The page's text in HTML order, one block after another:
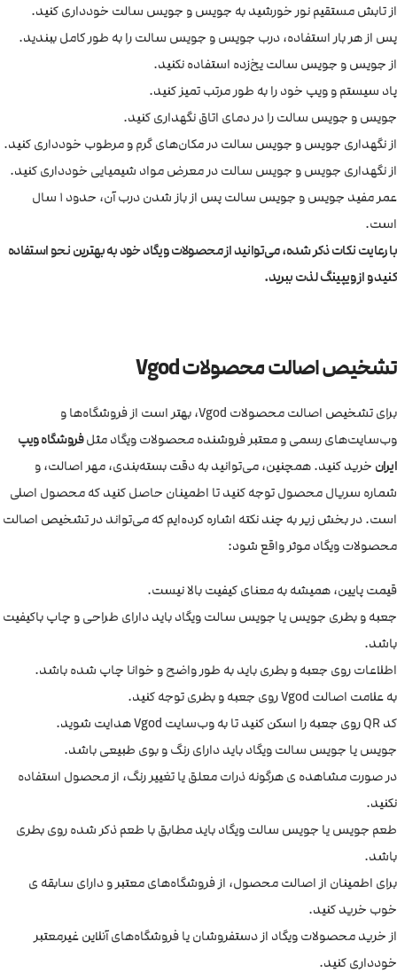
از تابش مستقیم نور خورشید به جویس و جویس سالت خودداری کنید.
پس از هر بار استفاده، درب جویس و جویس سالت را به طور کامل ببندید.
از جویس و جویس سالت یخ‌زده استفاده نکنید.
پاد سیستم و ویپ خود را به طور مرتب تمیز کنید.
جویس و جویس سالت را در دمای اتاق نگهداری کنید.
از نگهداری جویس و جویس سالت در مکان‌های گرم و مرطوب خودداری کنید.
از نگهداری جویس و جویس سالت در معرض مواد شیمیایی خودداری کنید.
عمر مفید جویس و جویس سالت پس از باز شدن درب آن، حدود 1 سال
است.
با رعایت نکات ذکر شده، می‌توانید از محصولات ویگاد خود به بهترین نحو استفاده
کنید و از ویپینگ لذت ببرید.
تشخیص اصالت محصولات Vgod
برای تشخیص اصالت محصولات Vgod، بهتر است از فروشگاه‌ها و
وب‌سایت‌های رسمی و معتبر فروشنده محصولات ویگاد مثلفروشگاه ویپ
ایران خرید کنید. همچنین، می‌توانید به دقت بسته‌بندی، مهر اصالت، و
شماره سریال محصول توجه کنید تا اطمینان حاصل کنید که محصول اصلی
است. در بخش زیر به چند نکته اشاره کرده‌ایم که می‌تواند در تشخیص اصالت
محصولات ویگاد موثر واقع شود:
قیمت پایین، همیشه به معنای کیفیت بالا نیست.
جعبه و بطری جویس یا جویس سالت ویگاد باید دارای طراحی و چاپ باکیفیت
باشد.
اطلاعات روی جعبه و بطری باید به طور واضح و خوانا چاپ شده باشد.
به علامت اصالت Vgod روی جعبه و بطری توجه کنید.
کد QR روی جعبه را اسکن کنید تا به وب‌سایت Vgod هدایت شوید.
جویس یا جویس سالت ویگاد باید دارای رنگ و بوی طبیعی باشد.
در صورت مشاهده ی هرگونه ذرات معلق یا تغییر رنگ، از محصول استفاده
نکنید.
طعم جویس یا جویس سالت ویگاد باید مطابق با طعم ذکر شده روی بطری
باشد.
برای اطمینان از اصالت محصول، از فروشگاه‌های معتبر و دارای سابقه ی
خوب خرید کنید.
از خرید محصولات ویگاد از دستفروشان یا فروشگاه‌های آنلاین غیرمعتبر
خودداری کنید.